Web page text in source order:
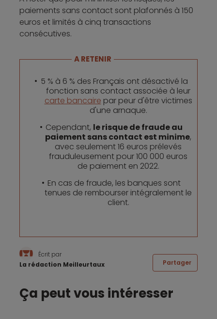
paiements sans contact sont plafonnés à 150
euros et limités à cinq transactions
consécutives.
A RETENIR
5 % à 6 % des Français ont désactivé la
fonction sans contact associée à leur
carte bancaire par peur d'être victimes
d'une arnaque.
Cependant, le risque de fraude au
paiement sans contact est minime,
avec seulement 16 euros prélevés
frauduleusement pour 100 000 euros
de paiement en 2022.
En cas de fraude, les banques sont
tenues de rembourser intégralement le
client.
Écrit par
La rédaction Meilleurtaux
Partager
Ça peut vous intéresser